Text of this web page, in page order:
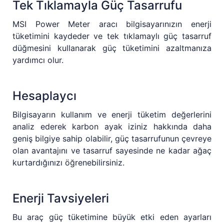
Tek Tıklamayla Güç Tasarrufu
MSI Power Meter aracı bilgisayarınızın enerji
tüketimini kaydeder ve tek tıklamaylı güç tasarruf
düğmesini kullanarak güç tüketimini azaltmanıza
yardımcı olur.
Hesaplaycı
Bilgisayarın kullanım ve enerji tüketim değerlerini
analiz ederek karbon ayak iziniz hakkında daha
geniş bilgiye sahip olabilir, güç tasarrufunun çevreye
olan avantajını ve tasarruf sayesinde ne kadar ağaç
kurtardığınızı öğrenebilirsiniz.
Enerji Tavsiyeleri
Bu araç güç tüketimine büyük etki eden ayarları